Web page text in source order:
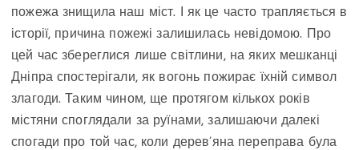
пожежа знищила наш міст. І як це часто трапляється в
історії, причина пожежі залишилась невідомою. Про
цей час збереглися лише світлини, на яких мешканці
Дніпра спостерігали, як вогонь пожирає їхній символ
злагоди. Таким чином, ще протягом кількох років
містяни споглядали за руїнами, залишаючи далекі
спогади про той час, коли дерев’яна переправа була